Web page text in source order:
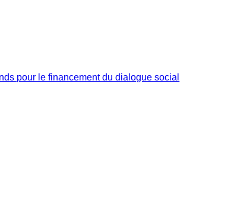
pour le financement du dialogue social